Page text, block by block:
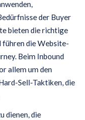
der Buyer
bieten die richtige
führen die Website-
Beim Inbound
allem um den
Sell-Taktiken, die
dienen, die